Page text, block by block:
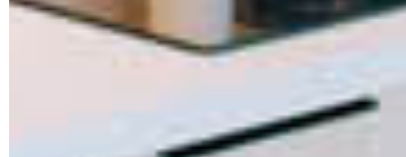
personalisieren, Funktionen für soziale Medien anbieten zu
können und die Zugriffe auf unsere Website zu analysieren.
Außerdem geben wir Informationen zu Ihrer Verwendung
Werbung und Analysen weiter. Unsere Partner führen diese
Informationen möglicherweise mit weiteren Daten
die Sie ihnen bereitgestellt haben oder die sie im Rahmen